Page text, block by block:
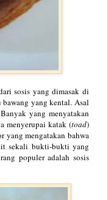
sosis yang dimasak di
yang kental. Asal
yang menyatakan
menyerupai katak (toad)
yang mengatakan bahwa
sekali bukti-bukti yang
populer adalah sosis